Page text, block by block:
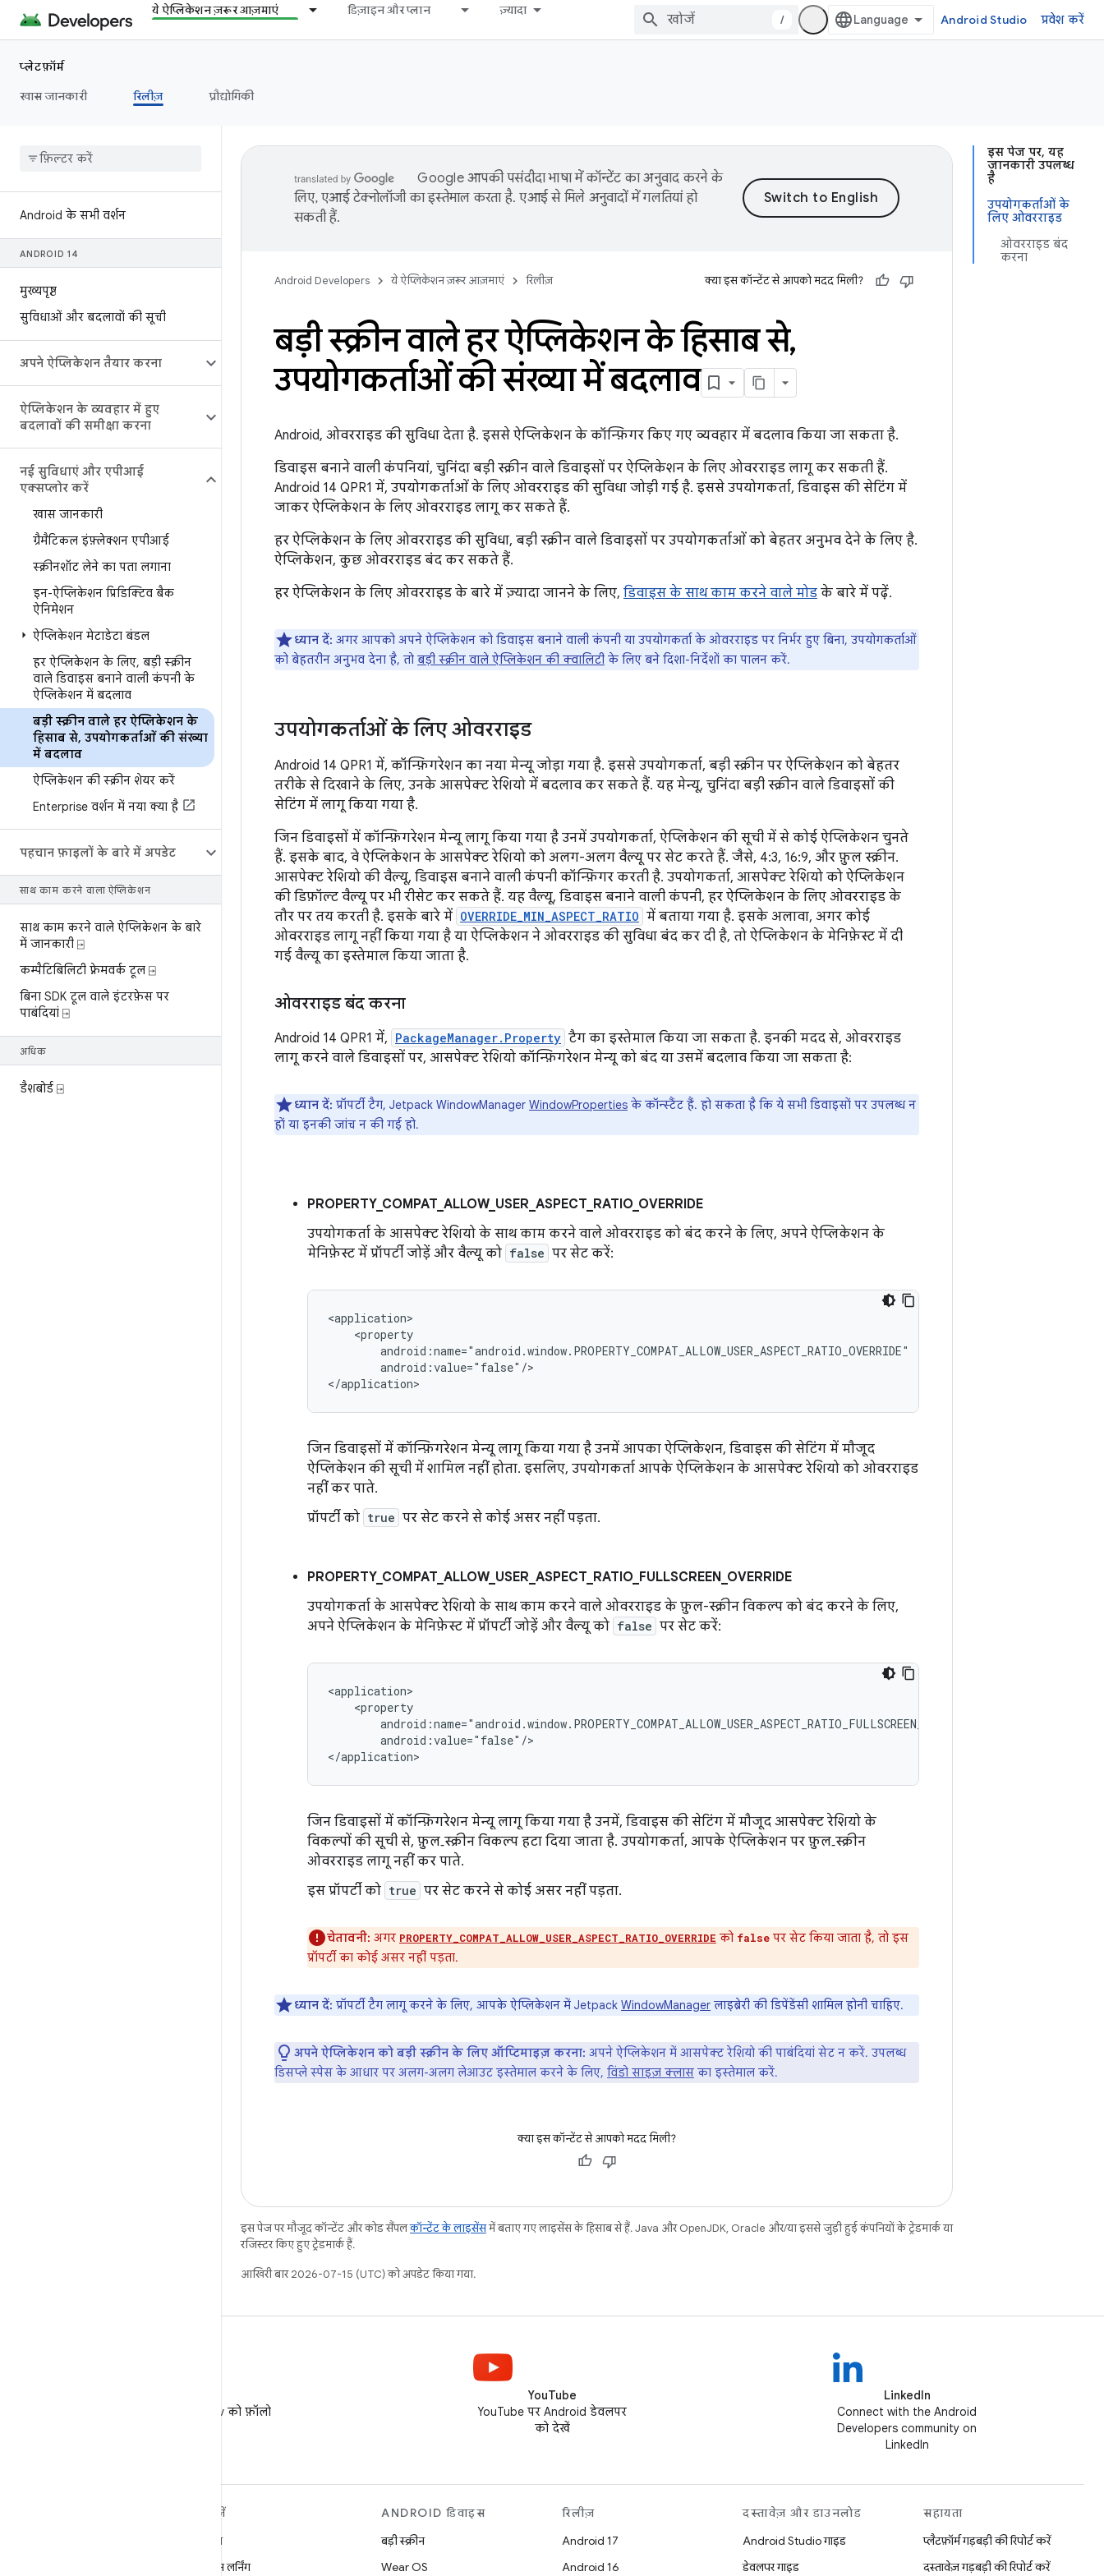
ये ऐप्लिकेशन ज़रूर आज़माएं डिज़ाइन और प्लान ज़्यादा
/ Android Studio प्रवेश करें
प्लेटफ़ॉर्म
खास जानकारी
रिलीज़ प्रौद्योगिकी
Android के सभी वर्शन
ANDROID 14
मुख्यपृष्ठ
सुविधाओं और बदलावों की सूची
अपने ऐप्लिकेशन तैयार करना
ऐप्लिकेशन के व्यवहार में हुए
बदलावों की समीक्षा करना
नई सुविधाएं और एपीआई
एक्सप्लोर करें
खास जानकारी
ग्रैमैटिकल इंफ़्लेक्शन एपीआई
स्क्रीनशॉट लेने का पता लगाना
इन-ऐप्लिकेशन प्रिडिक्टिव बैक
ऐनिमेशन
ऐप्लिकेशन मेटाडेटा बंडल
हर ऐप्लिकेशन के लिए, बड़ी स्क्रीन
वाले डिवाइस बनाने वाली कंपनी के
ऐप्लिकेशन में बदलाव
बड़ी स्क्रीन वाले हर ऐप्लिकेशन के
हिसाब से, उपयोगकर्ताओं की संख्या
में बदलाव
ऐप्लिकेशन की स्क्रीन शेयर करें
Enterprise वर्शन में नया क्या है
पहचान फ़ाइलों के बारे में अपडेट
साथ काम करने वाला ऐप्लिकेशन
साथ काम करने वाले ऐप्लिकेशन के बारे
में जानकारी ⍈
कम्पैटिबिलिटी फ़्रेमवर्क टूल ⍈
बिना SDK टूल वाले इंटरफ़ेस पर
पाबंदियां ⍈
अधिक
डैशबोर्ड ⍈
इस पेज पर, यह
जानकारी उपलब्ध
है
उपयोगकर्ताओं के
लिए ओवरराइड
ओवरराइड बंद
करना
Google आपकी पसंदीदा भाषा में कॉन्टेंट का अनुवाद करने के
लिए, एआई टेक्नोलॉजी का इस्तेमाल करता है. एआई से मिले अनुवादों में गलतियां हो
सकती हैं.
Android Developers ये ऐप्लिकेशन ज़रूर आज़माएं रिलीज़ क्या इस कॉन्टेंट से आपको मदद मिली?
बड़ी स्क्रीन वाले हर ऐप्लिकेशन के हिसाब से,
उपयोगकर्ताओं की संख्या में बदलाव
Android, ओवरराइड की सुविधा देता है. इससे ऐप्लिकेशन के कॉन्फ़िगर किए गए व्यवहार में बदलाव किया जा सकता है.
डिवाइस बनाने वाली कंपनियां, चुनिंदा बड़ी स्क्रीन वाले डिवाइसों पर ऐप्लिकेशन के लिए ओवरराइड लागू कर सकती हैं.
Android 14 QPR1 में, उपयोगकर्ताओं के लिए ओवरराइड की सुविधा जोड़ी गई है. इससे उपयोगकर्ता, डिवाइस की सेटिंग में
जाकर ऐप्लिकेशन के लिए ओवरराइड लागू कर सकते हैं.
हर ऐप्लिकेशन के लिए ओवरराइड की सुविधा, बड़ी स्क्रीन वाले डिवाइसों पर उपयोगकर्ताओं को बेहतर अनुभव देने के लिए है.
ऐप्लिकेशन, कुछ ओवरराइड बंद कर सकते हैं.
हर ऐप्लिकेशन के लिए ओवरराइड के बारे में ज़्यादा जानने के लिए, डिवाइस के साथ काम करने वाले मोड के बारे में पढ़ें.
ध्यान दें: अगर आपको अपने ऐप्लिकेशन को डिवाइस बनाने वाली कंपनी या उपयोगकर्ता के ओवरराइड पर निर्भर हुए बिना, उपयोगकर्ताओं
को बेहतरीन अनुभव देना है, तो बड़ी स्क्रीन वाले ऐप्लिकेशन की क्वालिटी के लिए बने दिशा-निर्देशों का पालन करें.
उपयोगकर्ताओं के लिए ओवरराइड
Android 14 QPR1 में, कॉन्फ़िगरेशन का नया मेन्यू जोड़ा गया है. इससे उपयोगकर्ता, बड़ी स्क्रीन पर ऐप्लिकेशन को बेहतर
तरीके से दिखाने के लिए, उनके आसपेक्ट रेशियो में बदलाव कर सकते हैं. यह मेन्यू, चुनिंदा बड़ी स्क्रीन वाले डिवाइसों की
सेटिंग में लागू किया गया है.
जिन डिवाइसों में कॉन्फ़िगरेशन मेन्यू लागू किया गया है उनमें उपयोगकर्ता, ऐप्लिकेशन की सूची में से कोई ऐप्लिकेशन चुनते
हैं. इसके बाद, वे ऐप्लिकेशन के आसपेक्ट रेशियो को अलग-अलग वैल्यू पर सेट करते हैं. जैसे, 4:3, 16:9, और फ़ुल स्क्रीन.
आसपेक्ट रेशियो की वैल्यू, डिवाइस बनाने वाली कंपनी कॉन्फ़िगर करती है. उपयोगकर्ता, आसपेक्ट रेशियो को ऐप्लिकेशन
की डिफ़ॉल्ट वैल्यू पर भी रीसेट कर सकते हैं. यह वैल्यू, डिवाइस बनाने वाली कंपनी, हर ऐप्लिकेशन के लिए ओवरराइड के
तौर पर तय करती है. इसके बारे में OVERRIDE_MIN_ASPECT_RATIO में बताया गया है. इसके अलावा, अगर कोई
ओवरराइड लागू नहीं किया गया है या ऐप्लिकेशन ने ओवरराइड की सुविधा बंद कर दी है, तो ऐप्लिकेशन के मेनिफ़ेस्ट में दी
गई वैल्यू का इस्तेमाल किया जाता है.
ओवरराइड बंद करना
Android 14 QPR1 में, PackageManager.Property टैग का इस्तेमाल किया जा सकता है. इनकी मदद से, ओवरराइड
लागू करने वाले डिवाइसों पर, आसपेक्ट रेशियो कॉन्फ़िगरेशन मेन्यू को बंद या उसमें बदलाव किया जा सकता है:
ध्यान दें: प्रॉपर्टी टैग, Jetpack WindowManager WindowProperties के कॉन्स्टैंट हैं. हो सकता है कि ये सभी डिवाइसों पर उपलब्ध न
हों या इनकी जांच न की गई हो.
PROPERTY_COMPAT_ALLOW_USER_ASPECT_RATIO_OVERRIDE
उपयोगकर्ता के आसपेक्ट रेशियो के साथ काम करने वाले ओवरराइड को बंद करने के लिए, अपने ऐप्लिकेशन के
मेनिफ़ेस्ट में प्रॉपर्टी जोड़ें और वैल्यू को false पर सेट करें:
android:value="false"/>
जिन डिवाइसों में कॉन्फ़िगरेशन मेन्यू लागू किया गया है उनमें आपका ऐप्लिकेशन, डिवाइस की सेटिंग में मौजूद
ऐप्लिकेशन की सूची में शामिल नहीं होता. इसलिए, उपयोगकर्ता आपके ऐप्लिकेशन के आसपेक्ट रेशियो को ओवरराइड
नहीं कर पाते.
प्रॉपर्टी को true पर सेट करने से कोई असर नहीं पड़ता.
PROPERTY_COMPAT_ALLOW_USER_ASPECT_RATIO_FULLSCREEN_OVERRIDE
उपयोगकर्ता के आसपेक्ट रेशियो के साथ काम करने वाले ओवरराइड के फ़ुल-स्क्रीन विकल्प को बंद करने के लिए,
अपने ऐप्लिकेशन के मेनिफ़ेस्ट में प्रॉपर्टी जोड़ें और वैल्यू को false पर सेट करें:
android:value="false"/>
जिन डिवाइसों में कॉन्फ़िगरेशन मेन्यू लागू किया गया है उनमें, डिवाइस की सेटिंग में मौजूद आसपेक्ट रेशियो के
विकल्पों की सूची से, फ़ुल‑स्क्रीन विकल्प हटा दिया जाता है. उपयोगकर्ता, आपके ऐप्लिकेशन पर फ़ुल‑स्क्रीन
ओवरराइड लागू नहीं कर पाते.
इस प्रॉपर्टी को true पर सेट करने से कोई असर नहीं पड़ता.
चेतावनी: अगर PROPERTY_COMPAT_ALLOW_USER_ASPECT_RATIO_OVERRIDE को false पर सेट किया जाता है, तो इस
प्रॉपर्टी का कोई असर नहीं पड़ता.
ध्यान दें: प्रॉपर्टी टैग लागू करने के लिए, आपके ऐप्लिकेशन में Jetpack WindowManager लाइब्रेरी की डिपेंडेंसी शामिल होनी चाहिए.
अपने ऐप्लिकेशन को बड़ी स्क्रीन के लिए ऑप्टिमाइज़ करना: अपने ऐप्लिकेशन में आसपेक्ट रेशियो की पाबंदियां सेट न करें. उपलब्ध
डिसप्ले स्पेस के आधार पर अलग-अलग लेआउट इस्तेमाल करने के लिए, विंडो साइज़ क्लास का इस्तेमाल करें.
क्या इस कॉन्टेंट से आपको मदद मिली?
इस पेज पर मौजूद कॉन्टेंट और कोड सैंपलकॉन्टेंट के लाइसेंसमें बताए गए लाइसेंस के हिसाब से हैं. Java और OpenJDK, Oracle और/या इससे जुड़ी हुई कंपनियों के ट्रेडमार्क या
रजिस्टर किए हुए ट्रेडमार्क हैं.
आखिरी बार 2026-07-15 (UTC) को अपडेट किया गया.
X पर @AndroidDev को फ़ॉलो
YouTube
YouTube पर Android डेवलपर
को देखें
LinkedIn
Connect with the Android
Developers community on
LinkedIn
खोजें
गेमिंग
मशीन लर्निंग
ANDROID डिवाइस
बड़ी स्क्रीन
Wear OS
रिलीज़
Android 17
Android 16
दस्तावेज़ और डाउनलोड
Android Studio गाइड
डेवलपर गाइड
सहायता
प्लैटफ़ॉर्म गड़बड़ी की रिपोर्ट करें
दस्तावेज़ गड़बड़ी की रिपोर्ट करें